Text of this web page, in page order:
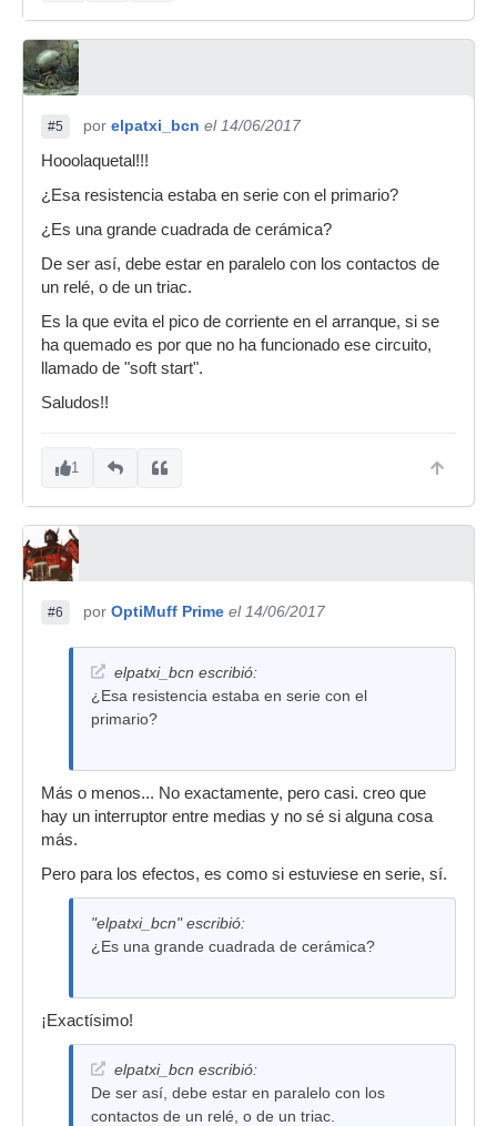
#5 por elpatxi_bcn el 14/06/2017
Hooolaquetal!!!
¿Esa resistencia estaba en serie con el primario?
¿Es una grande cuadrada de cerámica?
De ser así, debe estar en paralelo con los contactos de
un relé, o de un triac.
Es la que evita el pico de corriente en el arranque, si se
ha quemado es por que no ha funcionado ese circuito,
llamado de "soft start".
Saludos!!
1
#6 por OptiMuff Prime el 14/06/2017
elpatxi_bcn escribió:
¿Esa resistencia estaba en serie con el
primario?
Más o menos... No exactamente, pero casi. creo que
hay un interruptor entre medias y no sé si alguna cosa
más.
Pero para los efectos, es como si estuviese en serie, sí.
"elpatxi_bcn" escribió:
¿Es una grande cuadrada de cerámica?
¡Exactísimo!
elpatxi_bcn escribió:
De ser así, debe estar en paralelo con los
contactos de un relé, o de un triac.